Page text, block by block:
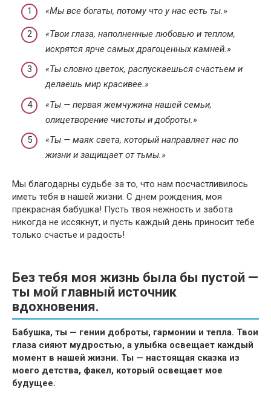
«Мы все богаты, потому что у нас есть ты.»
«Твои глаза, наполненные любовью и теплом,
искрятся ярче самых драгоценных камней.»
«Ты словно цветок, распускаешься счастьем и
делаешь мир красивее.»
«Ты — первая жемчужина нашей семьи,
олицетворение чистоты и доброты.»
«Ты — маяк света, который направляет нас по
жизни и защищает от тьмы.»
Мы благодарны судьбе за то, что нам посчастливилось
иметь тебя в нашей жизни. С днем рождения, моя
прекрасная бабушка! Пусть твоя нежность и забота
никогда не иссякнут, и пусть каждый день приносит тебе
только счастье и радость!
Без тебя моя жизнь была бы пустой —
ты мой главный источник
вдохновения.
Бабушка, ты — гении доброты, гармонии и тепла. Твои
глаза сияют мудростью, а улыбка освещает каждый
момент в нашей жизни. Ты — настоящая сказка из
моего детства, факел, который освещает мое
будущее.